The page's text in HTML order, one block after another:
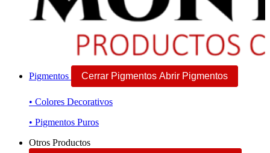
Pigmentos Cerrar Pigmentos Abrir Pigmentos
• Colores Decorativos
• Pigmentos Puros
Otros Productos